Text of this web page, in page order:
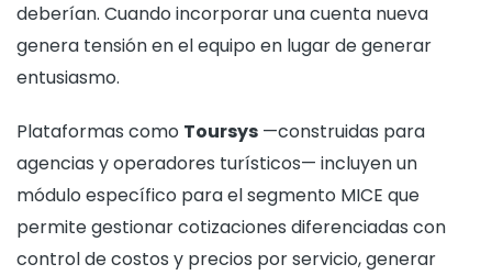
deberían. Cuando incorporar una cuenta nueva
genera tensión en el equipo en lugar de generar
entusiasmo.
Plataformas como Toursys —construidas para
agencias y operadores turísticos— incluyen un
módulo específico para el segmento MICE que
permite gestionar cotizaciones diferenciadas con
control de costos y precios por servicio, generar